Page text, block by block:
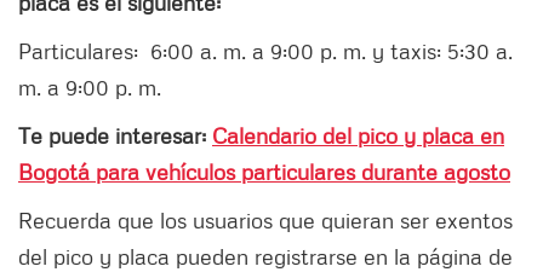
Particulares: 6:00 a. m. a 9:00 p. m. y taxis: 5:30 a.
m. a 9:00 p. m.
Te puede interesar: Calendario del pico y placa en
Bogotá para vehículos particulares durante agosto
Recuerda que los usuarios que quieran ser exentos
del pico y placa pueden registrarse en la página de